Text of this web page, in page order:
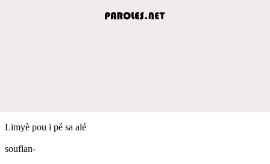
Limyè pou i pé sa alé
souflan-